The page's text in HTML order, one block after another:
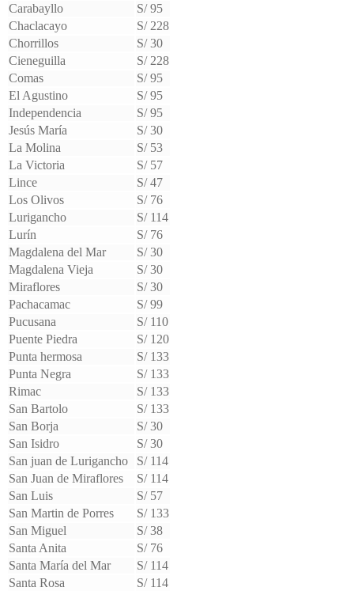
Carabayllo
S/ 95
Chaclacayo
S/ 228
Chorrillos
S/ 30
Cieneguilla
S/ 228
Comas
S/ 95
El Agustino
S/ 95
Independencia
S/ 95
Jesús María
S/ 30
La Molina
S/ 53
La Victoria
S/ 57
Lince
S/ 47
Los Olivos
S/ 76
Lurigancho
S/ 114
Lurín
S/ 76
Magdalena del Mar
S/ 30
Magdalena Vieja
S/ 30
Miraflores
S/ 30
Pachacamac
S/ 99
Pucusana
S/ 110
Puente Piedra
S/ 120
Punta hermosa
S/ 133
Punta Negra
S/ 133
Rimac
S/ 133
San Bartolo
S/ 133
San Borja
S/ 30
San Isidro
S/ 30
San juan de Lurigancho
S/ 114
San Juan de Miraflores
S/ 114
San Luis
S/ 57
San Martin de Porres
S/ 133
San Miguel
S/ 38
Santa Anita
S/ 76
Santa María del Mar
S/ 114
Santa Rosa
S/ 114